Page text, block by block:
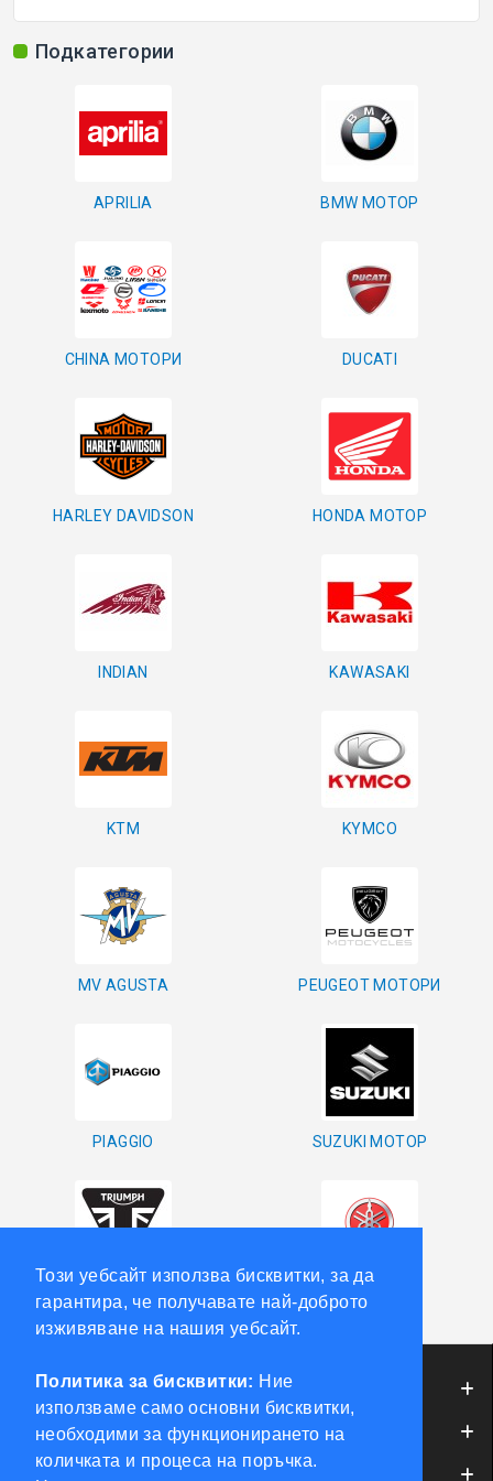
Този уебсайт използва бисквитки, за да
гарантира, че получавате най-доброто
изживяване на нашия уебсайт.
Политика за бисквитки: Ние
използваме само основни бисквитки,
необходими за функционирането на
количката и процеса на поръчка.
Покажи всички
ЕМУЛАТОРИ
АКСЕСОАРИ ЗА АВТОКЛЮЧОВЕ
КУТИЙКИ ЗА АЛАРМИ
БРАВИ, ПАТРОНИ, АКСЕСОАРИ
КЛЮЧАРСКИ МАШИНИ
Подкатегории
APRILIA BMW МОТОР
CHINA МОТОРИ DUCATI
HARLEY DAVIDSON HONDA МОТОР
INDIAN KAWASAKI
KTM KYMCO
MV AGUSTA PEUGEOT МОТОРИ
PIAGGIO SUZUKI МОТОР
TRIUMPH YAMAHA
ИНФОРМАЦИЯ
ОБСЛУЖВАНЕ НА КЛИЕНТИ
МОЯТ ПРОФИЛ